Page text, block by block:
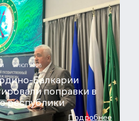
9 ИЮЛ 2026
Балкарии
поправки в
республики
Подробнее